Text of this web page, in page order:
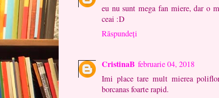
eu nu sunt mega fan miere, dar o
ceai :D
Răspundeți
CristinaB februarie 04, 2018
Imi place tare mult mierea
borcanas foarte rapid.